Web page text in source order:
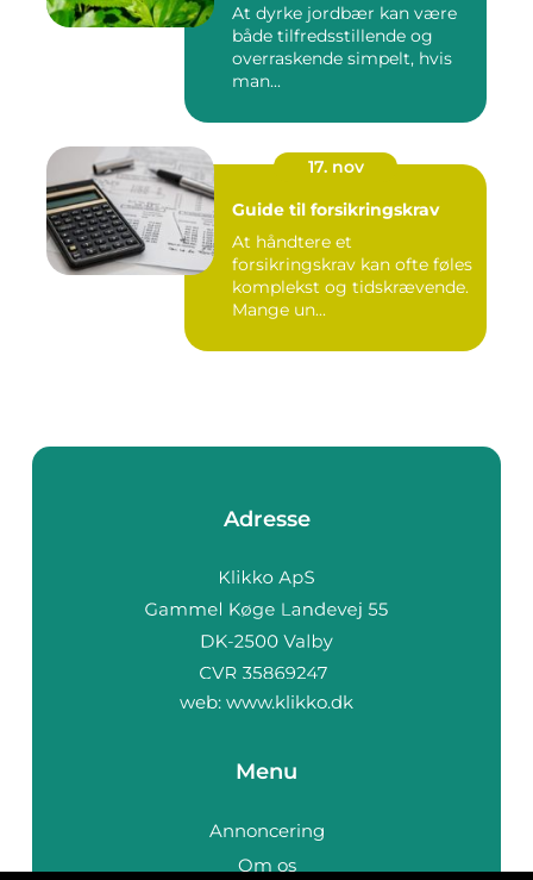
At dyrke jordbær kan være
både tilfredsstillende og
overraskende simpelt, hvis
man...
17. nov
Guide til forsikringskrav
At håndtere et
forsikringskrav kan ofte føles
komplekst og tidskrævende.
Mange un...
Adresse
web: www.klikko.dk
Menu
Annoncering
Om os